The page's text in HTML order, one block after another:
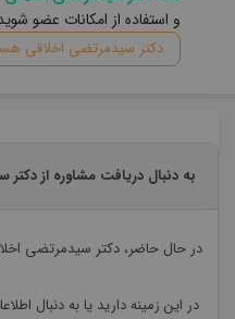
و استفاده از امکانات عضو
دکتر سیدمرتضی اخلاقی
به دنبال دریافت مشاوره از
در حال حاضر، دکتر سیدمرتضی
در این زمینه دارید یا به دنبال